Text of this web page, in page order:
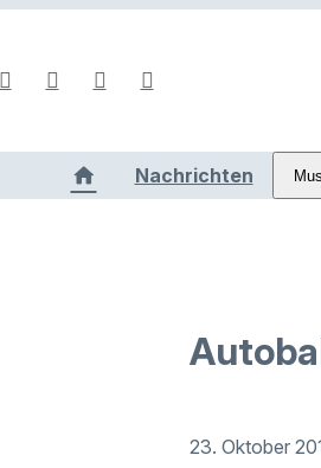
Nachrichten
23. Oktober